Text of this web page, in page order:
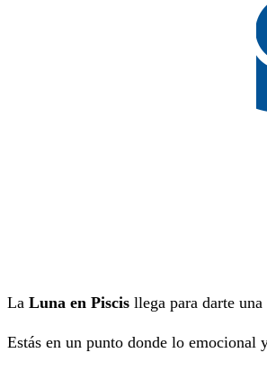
La Luna en Piscis llega para darte una
Estás en un punto donde lo